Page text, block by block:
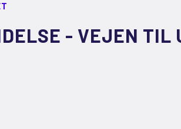
- VEJEN TIL